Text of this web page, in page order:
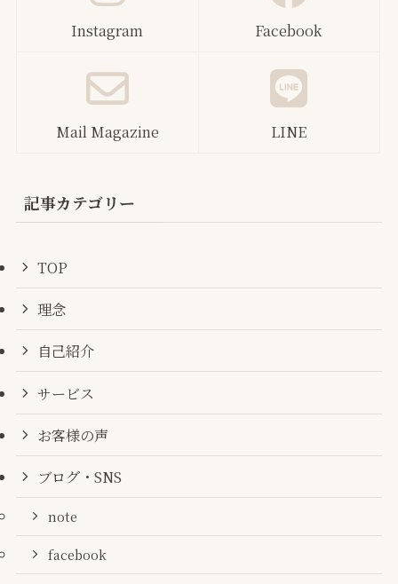
Instagram Facebook
Mail Magazine LINE
記事カテゴリー
TOP
理念
自己紹介
サービス
お客様の声
ブログ・SNS
note
facebook